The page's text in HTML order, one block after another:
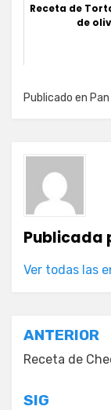
Receta de
de
Publicado en
Publicada
Ver todas las
de
entradas
ANTERIOR
Receta de
SIG